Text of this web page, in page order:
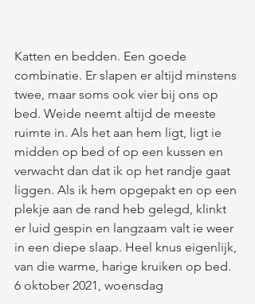
Katten en bedden. Een goede
combinatie. Er slapen er altijd minstens
twee, maar soms ook vier bij ons op
bed. Weide neemt altijd de meeste
ruimte in. Als het aan hem ligt, ligt ie
midden op bed of op een kussen en
verwacht dan dat ik op het randje gaat
liggen. Als ik hem opgepakt en op een
plekje aan de rand heb gelegd, klinkt
er luid gespin en langzaam valt ie weer
in een diepe slaap. Heel knus eigenlijk,
van die warme, harige kruiken op bed.
6 oktober 2021, woensdag